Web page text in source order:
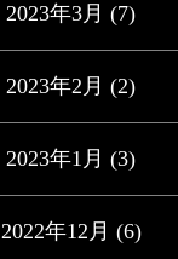
2023年3月 (7)
2023年2月 (2)
2023年1月 (3)
2022年12月 (6)